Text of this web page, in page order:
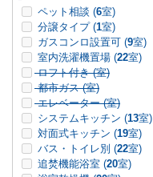
ペット相談 (6室)
分譲タイプ (1室)
ガスコンロ設置可 (9室)
室内洗濯機置場 (22室)
ロフト付き (室)
都市ガス (室)
エレベーター (室)
システムキッチン (13室)
対面式キッチン (19室)
バス・トイレ別 (22室)
追焚機能浴室 (20室)